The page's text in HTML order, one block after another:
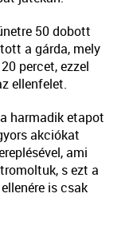
50 dobott
a gárda, mely
percet, ezzel
ellenfelet.
harmadik etapot
akciókat
ami
s ezt a
is csak